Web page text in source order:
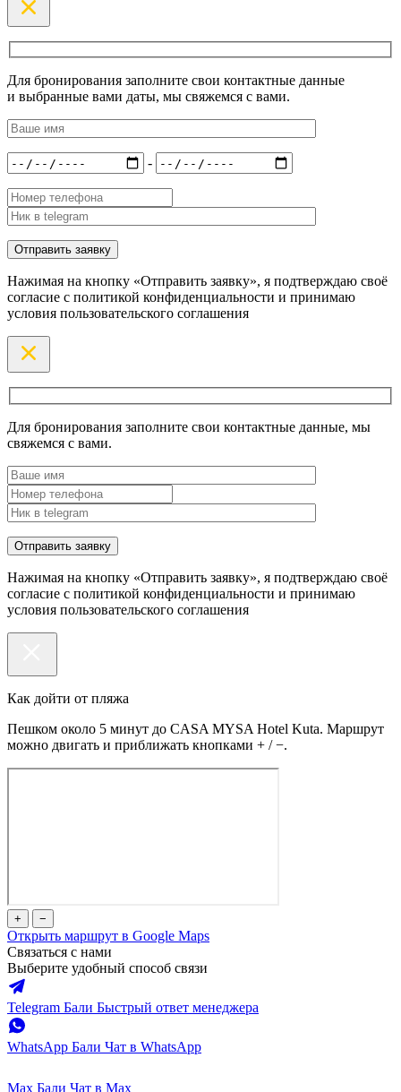
Для бронирования заполните свои контактные данные
и выбранные вами даты, мы свяжемся с вами.
-
Нажимая на кнопку «Отправить заявку», я подтверждаю своё
согласие с политикой конфиденциальности и принимаю
условия пользовательского соглашения
Для бронирования заполните свои контактные данные, мы
свяжемся с вами.
Нажимая на кнопку «Отправить заявку», я подтверждаю своё
согласие с политикой конфиденциальности и принимаю
условия пользовательского соглашения
Как дойти от пляжа
Пешком около 5 минут до CASA MYSA Hotel Kuta. Маршрут
можно двигать и приближать кнопками + / −.
+ −
Открыть маршрут в Google Maps
Связаться с нами
Выберите удобный способ связи
Telegram Бали Быстрый ответ менеджера
WhatsApp Бали Чат в WhatsApp
Max Бали Чат в Max